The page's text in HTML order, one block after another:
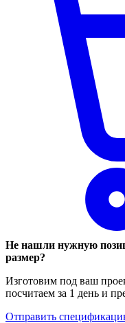
Не нашли нужную
размер?
Изготовим под ваш
посчитаем за 1 день и
Отправить